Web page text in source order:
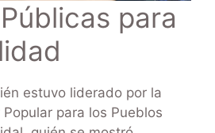
para
estuvo liderado por la
para los Pueblos